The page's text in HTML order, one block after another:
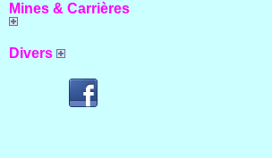
Mines & Carrières
Divers